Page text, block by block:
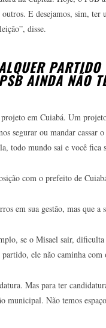
E desejamos, sim,
disse.
AINDA NÃO
em Cuiabá. Um
segurar ou mandar cassar
todo mundo sai e você fica
com o prefeito de
em sua gestão, mas que
se o Misael sair,
ele não caminha
Mas para ter
municipal. Não temos